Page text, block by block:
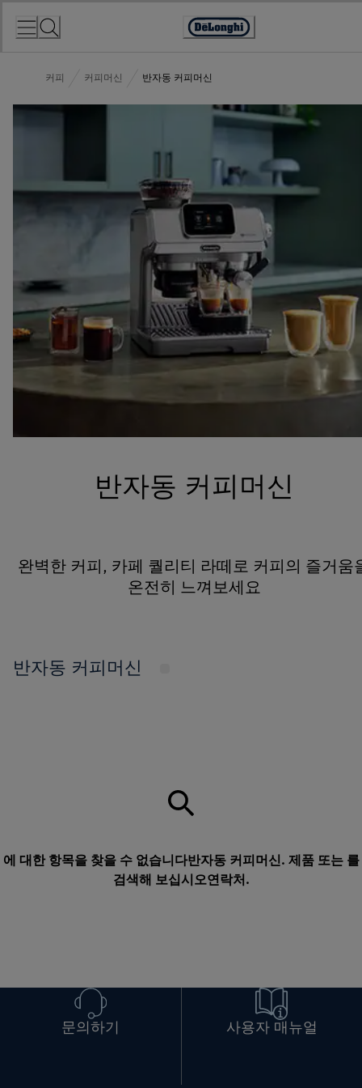
Accessibility
커피 커피머신 반자동 커피머신
반자동 커피머신
완벽한 커피, 카페 퀄리티 라떼로 커피의 즐거움
온전히 느껴보세요
반자동 커피머신
에 대한 항목을 찾을 수 없습니다반자동 커피머신. 제품 또는 를
검색해 보십시오연락처 .
문의하기 사용자 매뉴얼